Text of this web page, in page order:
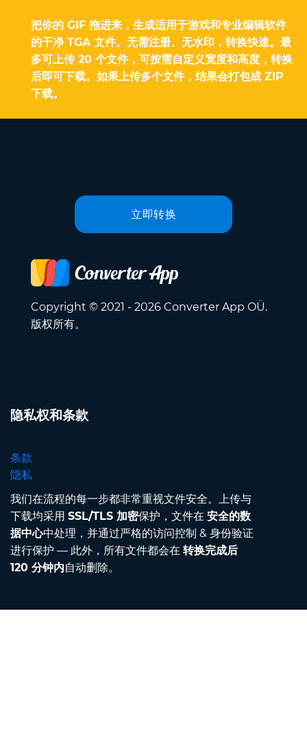
把你的 GIF 拖进来，生成适用于游戏和专业编辑软件
的干净 TGA 文件。无需注册、无水印，转换快速。最
多可上传 20 个文件，可按需自定义宽度和高度，转换
后即可下载。如果上传多个文件，结果会打包成 ZIP
下载。
立即转换
Copyright © 2021 - 2026 Converter App OÜ.
版权所有。
隐私权和条款
条款
隐私
我们在流程的每一步都非常重视文件安全。上传与
下载均采用 SSL/TLS 加密保护，文件在 安全的数
据中心中处理，并通过严格的访问控制 & 身份验证
进行保护 — 此外，所有文件都会在 转换完成后
120 分钟内自动删除。